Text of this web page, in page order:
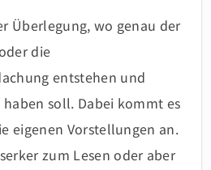
Überlegung, wo genau der
die
entstehen und
soll. Dabei kommt es
eigenen Vorstellungen an.
zum Lesen oder aber